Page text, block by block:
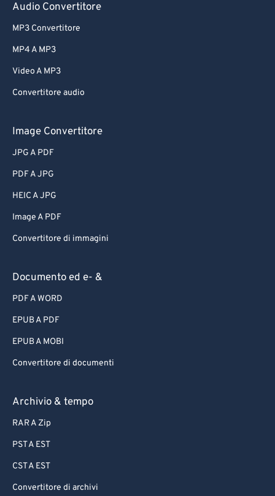
Audio Convertitore
MP3 Convertitore
MP4 A MP3
Video A MP3
Convertitore audio
Image Convertitore
JPG A PDF
PDF A JPG
HEIC A JPG
Image A PDF
Convertitore di immagini
Documento ed e- &
PDF A WORD
EPUB A PDF
EPUB A MOBI
Convertitore di documenti
Archivio & tempo
RAR A Zip
PST A EST
CST A EST
Convertitore di archivi